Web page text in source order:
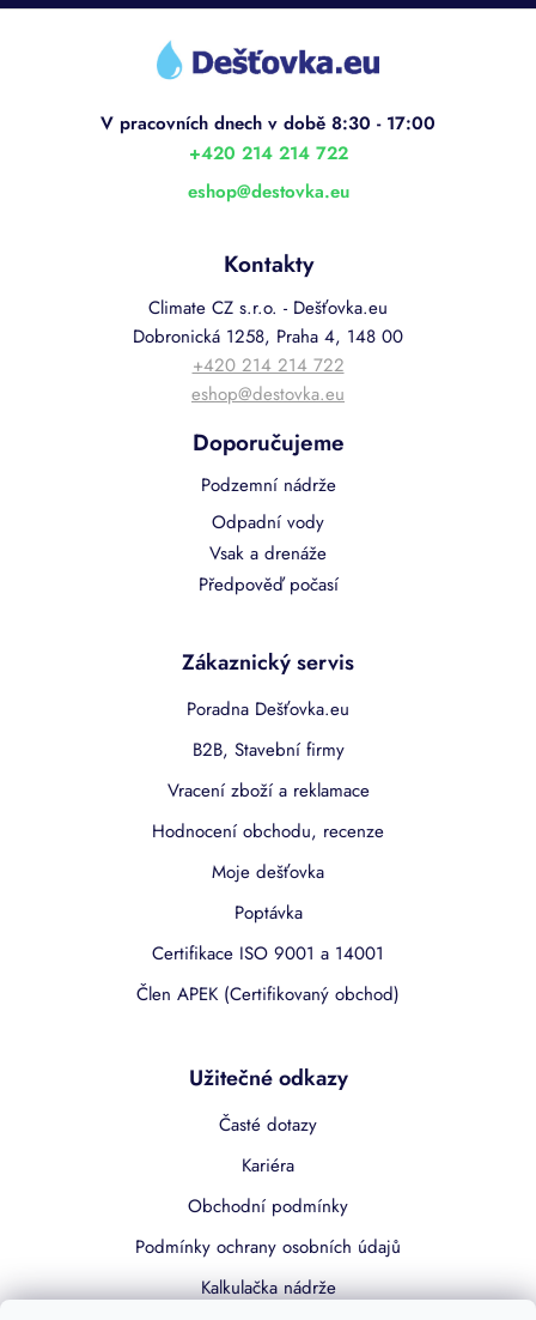
Z
eshop@destovka.eu
+420 214 214 722
Kontakty
Climate CZ s.r.o. - Dešťovka.eu
Dobronická 1258, Praha 4, 148 00
+420 214 214 722
eshop@destovka.eu
Doporučujeme
Podzemní nádrže
Odpadní vody
Vsak a drenáže
Předpověď počasí
Zákaznický servis
Poradna Dešťovka.eu
B2B, Stavební firmy
Vracení zboží a reklamace
Hodnocení obchodu, recenze
Moje dešťovka
Poptávka
Certifikace ISO 9001 a 14001
Člen APEK (Certifikovaný obchod)
Užitečné odkazy
Časté dotazy
Kariéra
Obchodní podmínky
Podmínky ochrany osobních údajů
Kalkulačka nádrže